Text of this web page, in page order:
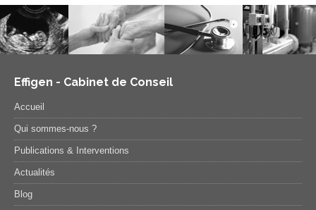
Effigen - Cabinet de Conseil
Accueil
Qui sommes-nous ?
Publications & Interventions
Actualités
Blog